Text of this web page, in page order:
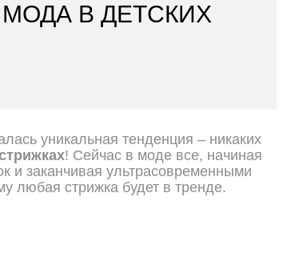
В ДЕТСКИХ
уникальная тенденция – никаких
! Сейчас в моде все, начиная
и заканчивая ультрасовременными
любая стрижка будет в тренде.